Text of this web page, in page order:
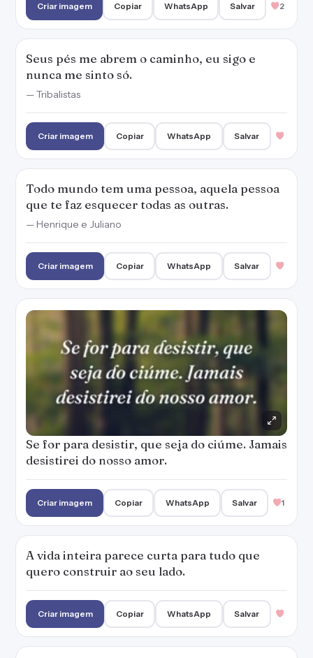
Criar imagem Copiar WhatsApp Salvar 2
Seus pés me abrem o caminho, eu sigo e
nunca me sinto só.
— Tribalistas
Criar imagem Copiar WhatsApp Salvar
Todo mundo tem uma pessoa, aquela pessoa
que te faz esquecer todas as outras.
— Henrique e Juliano
Criar imagem Copiar WhatsApp Salvar
Se for para desistir, que seja do ciúme. Jamais
desistirei do nosso amor.
Criar imagem Copiar WhatsApp Salvar 1
A vida inteira parece curta para tudo que
quero construir ao seu lado.
Criar imagem Copiar WhatsApp Salvar